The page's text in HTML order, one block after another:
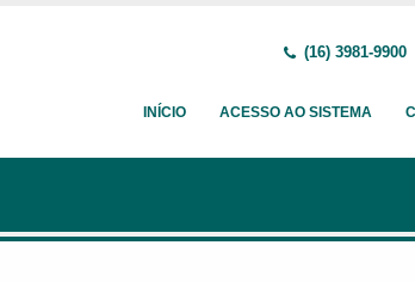
(16) 3981-9900
INÍCIO ACESSO AO SISTEMA